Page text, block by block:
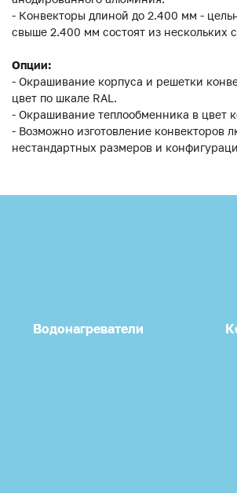
- Конвекторы длиной до 2.400 мм -
свыше 2.400 мм состоят из нескольких
Опции:
- Окрашивание корпуса и решетки
цвет по шкале RAL.
- Окрашивание теплообменника в цвет
- Возможно изготовление конвекторов
нестандартных размеров и
Водонагреватели